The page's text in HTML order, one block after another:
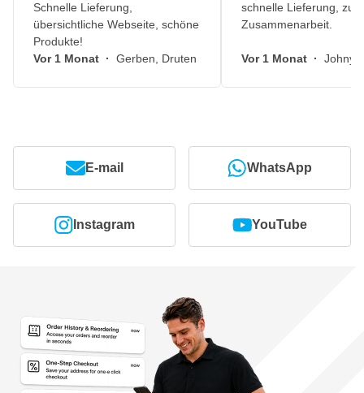
Schnelle Lieferung,
übersichtliche Webseite, schöne
Produkte!
Vor 1 Monat · Gerben, Druten
schnelle Lieferung,
Zusammenarbeit.
Vor 1 Monat · Johny,
E-mail WhatsApp
Instagram YouTube